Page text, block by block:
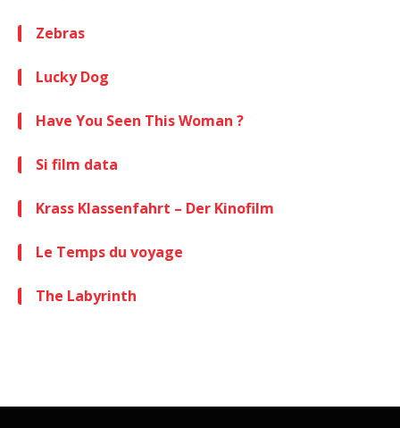
Zebras
Lucky Dog
Have You Seen This Woman ?
Si film data
Krass Klassenfahrt – Der Kinofilm
Le Temps du voyage
The Labyrinth